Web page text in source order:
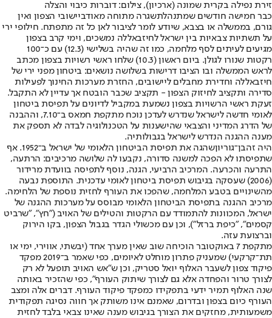
זירת נפילה בקרית שמונה (ארכיון), צילום: דוברות כיבוי והצלה
כבר חמישה חודשים שמתנהלתשגרה מתוחה מאודביישובי הצפון ואין
גורם, בממשלה או בצבא, שיודע לומר לציבור לאן כל זה מתפתח. חילופי ירי
על תשתיות צבאיות בין ישראל לחיזבאללה נמשכים, וימי קרב בצפון
מגיעים לעיתים לסף מלחמה, כמו זה שהיה בשלישי (12.3) עם כ־100
רקטות שנורו לגולן. ביום ראשון (10.3) שלחו ראשי רשויות בצפון מכתב
לראש הממשלה ובו הציבו דרישות בשלושה נושאים: ביטחון מפני ירי של
חיזבאללה וחדירת מחבלים ליישובים, החזרת מערכות החינוך לפעילות
סדירה ותקציב לחיזוק הצפון - תקציב שכבר הובטח אך עדיין לא התקבל.
זעקת ראשי הרשויות בצפון נשמעת במקביל לדיונים על תפיסת ביטחון
לאומי חדשה לישראל שנדרש לעדכן נוכח מתקפת חמאס ב־7.10, וההבנה
של הדרג המדיני והצבאי שהישענות על הטכנולוגיה לבדה לא תספק את
מענה ההגנה הנדרש לישראל בגבולותיה.
היה זהבן־גוריון
שהגה את תפיסת הביטחון הלאומי של ישראל ב־1952. אף
שתפיסתו לא הפכה למשנה סדורה, נקבעו לה שלושה מרכיבים: הרתעה,
התרעה והכרעה. המרכיב הרביעי, הגנה, נוסף לתפיסה בוועדת מרידור
(2006) שעסקה בגיבוש תפיסת ביטחון לאומי עדכנית. התוספת נבעה
מהשינויים בטבע המלחמה, שהפכו את העורף לחזית נוספת של הלחימה.
מרכיב ההגנה בתפיסת הביטחון הלאומי מבוסס על מערכות ההגנה של
ישראל, המכוונות להתמודד עם הרקטות והטילים של האויב ("חץ", "שרביט
קסמים", "כיפת ברזל"), וכן עם מכשולי הגדר בגבול הצפון, בקו הירוק
וברצועת עזה.
מתקפת 7 באוקטובר הוכיחה שוב שאין מערך אחד (יבשתי, אווירי, ימי או
תת־קרקעי) שמעניק פתרון מוחלט לאיומים, כפי שאמר ב־2019 מפקד
פיקוד צפון לשעבר האלוף יואל סטריק, וכן ש"אש האויב תופעל לא רק
לצורך טרור והפחדה אלא גם לצורך שיתוק העורף", כפי שהזכיר באותה
שנה האלוף תמיר ידעי בתפקידו כמפקד פיקוד העורף. דברים אלה ומצב
העורף כיום בצפון ובדרום, שאמנם אינו משותק אך חווה נסיגה תפקודית
משמעותית, מחזקים את הצורך בגיבוש מענה שאינו צבאי בלבד לחזית